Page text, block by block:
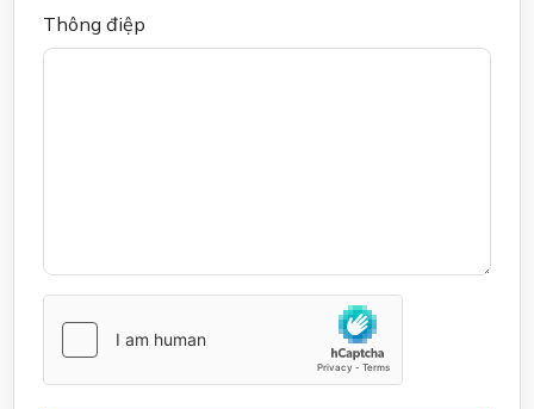
Thông điệp